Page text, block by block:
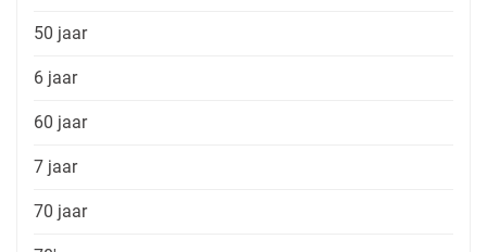
50 jaar
6 jaar
60 jaar
7 jaar
70 jaar